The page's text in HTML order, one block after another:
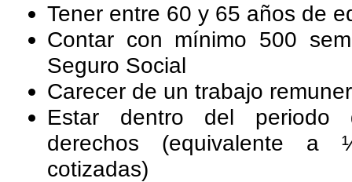
Tener entre 60 y 65 años de
Contar con mínimo 500
Seguro Social
Carecer de un trabajo
Estar dentro del periodo
derechos (equivalente
cotizadas)